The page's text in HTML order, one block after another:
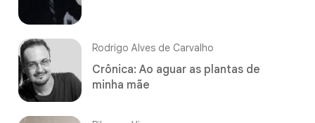
Rodrigo Alves de Carvalho
Crônica: Ao aguar as plantas de
minha mãe